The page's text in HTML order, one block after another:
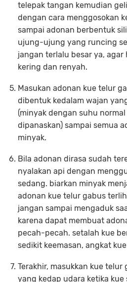
telepak tangan kemudian
dengan cara menggosokan
sampai adonan berbentuk
ujung-ujung yang runcing
jangan terlalu besar ya,
kering dan renyah.
Masukan adonan kue telur
dibentuk kedalam wajan
(minyak dengan suhu
dipanaskan) sampai semua
minyak.
Bila adonan dirasa sudah
nyalakan api dengan
sedang. biarkan minyak
adonan kue telur gabus
jangan sampai mengaduk
karena dapat membuat
pecah-pecah. setalah kue
sedikit keemasan, angkat
Terakhir, masukkan kue telur
yang kedap udara ketika